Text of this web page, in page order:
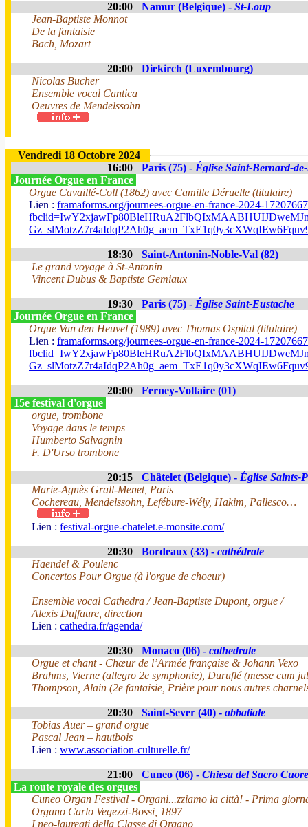
20:00 Namur (Belgique) - St-Loup
Jean-Baptiste Monnot
De la fantaisie
Bach, Mozart
20:00
Diekirch (Luxembourg)
Nicolas Bucher
Ensemble vocal Cantica
Oeuvres de Mendelssohn
Vendredi 18 Octobre 2024
16:00
Paris (75) - Église Saint-Bernard-
Journée Orgue en France
Orgue Cavaillé-Coll (1862) avec Camille Déruelle (titulaire)
Lien : framaforms.org/journees-orgue-en-france-2024-
18:30
Saint-Antonin-Noble-Val (82)
Le grand voyage à St-Antonin
Vincent Dubus & Baptiste Gemiaux
19:30 Paris (75) - Église Saint-Eustache
Journée Orgue en France
Orgue Van den Heuvel (1989) avec Thomas Ospital (titulaire)
Lien : framaforms.org/journees-orgue-en-france-2024-
20:00
Ferney-Voltaire (01)
15e festival d'orgue
orgue, trombone
Voyage dans le temps
Humberto Salvagnin
F. D'Urso trombone
20:15 Châtelet (Belgique) - Église Saints-
Marie-Agnès Grall-Menet, Paris
Cochereau, Mendelssohn, Lefébure-Wély, Hakim, Pallesco…
Lien : festival-orgue-chatelet.e-monsite.com/
20:30 Bordeaux (33) - cathédrale
Haendel & Poulenc
Concertos Pour Orgue (à l'orgue de choeur)
Ensemble vocal Cathedra / Jean-Baptiste Dupont, orgue /
Alexis Duffaure, direction
Lien : cathedra.fr/agenda/
20:30 Monaco (06) - cathedrale
Orgue et chant - Chœur de l’Armée française & Johann Vexo
Brahms, Vierne (allegro 2e symphonie), Duruflé (messe cum
Thompson, Alain (2e fantaisie, Prière pour nous autres
20:30 Saint-Sever (40) - abbatiale
Tobias Auer – grand orgue
Pascal Jean – hautbois
Lien : www.association-culturelle.fr/
21:00 Cuneo (06) - Chiesa del Sacro Cuore
La route royale des orgues
Cuneo Organ Festival - Organi...zziamo la città! - Prima
Organo Carlo Vegezzi-Bossi, 1897
I neo-laureati della Classe di Organo